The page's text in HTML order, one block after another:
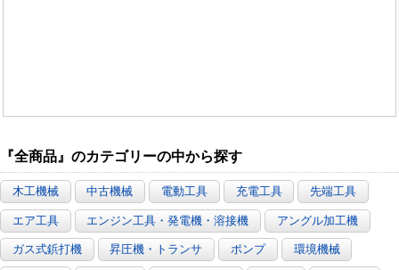
『全商品』のカテゴリーの中から探す
木工機械 中古機械 電動工具 充電工具 先端工具
エア工具 エンジン工具・発電機・溶接機 アングル加工機
ガス式鋲打機 昇圧機・トランサ ポンプ 環境機械